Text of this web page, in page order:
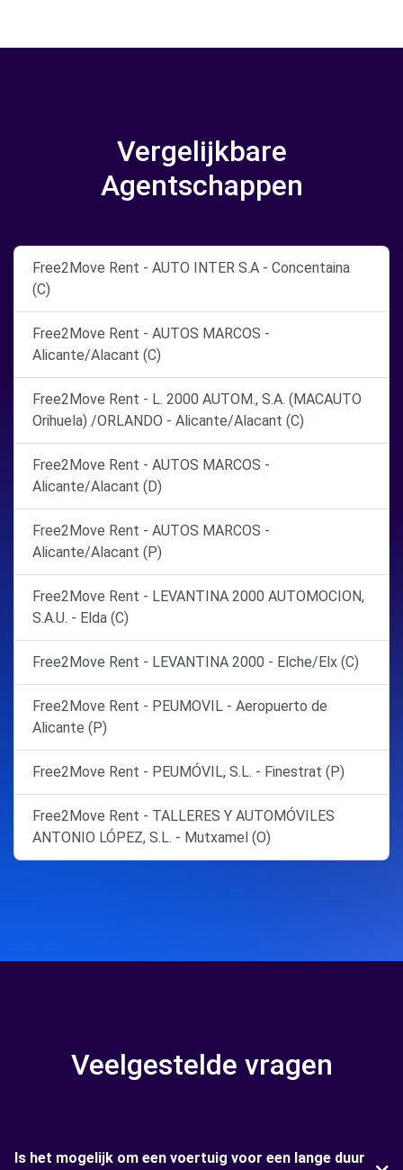
Vergelijkbare
Agentschappen
Free2Move Rent - AUTO INTER S.A - Concentaina
(C)
Free2Move Rent - AUTOS MARCOS -
Alicante/Alacant (C)
Free2Move Rent - L. 2000 AUTOM., S.A. (MACAUTO
Orihuela) /ORLANDO - Alicante/Alacant (C)
Free2Move Rent - AUTOS MARCOS -
Alicante/Alacant (D)
Free2Move Rent - AUTOS MARCOS -
Alicante/Alacant (P)
Free2Move Rent - LEVANTINA 2000 AUTOMOCION,
S.A.U. - Elda (C)
Free2Move Rent - LEVANTINA 2000 - Elche/Elx (C)
Free2Move Rent - PEUMOVIL - Aeropuerto de
Alicante (P)
Free2Move Rent - PEUMÓVIL, S.L. - Finestrat (P)
Free2Move Rent - TALLERES Y AUTOMÓVILES
ANTONIO LÓPEZ, S.L. - Mutxamel (O)
Veelgestelde vragen
Is het mogelijk om een voertuig voor een lange duur